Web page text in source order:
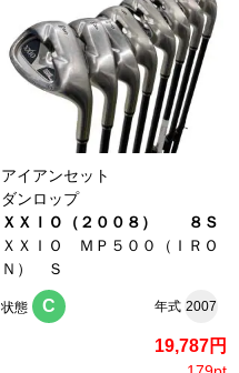
アイアンセット
ダンロップ
ＸＸＩＯ（２００８） ８Ｓ
ＸＸＩＯ ＭＰ５００（ＩＲＯ
Ｎ） Ｓ
状態 C 年式 2007
19,787円